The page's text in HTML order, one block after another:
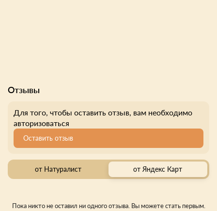
Отзывы
Для того, чтобы оставить отзыв, вам необходимо
авторизоваться
Оставить отзыв
от Натуралист от Яндекс Карт
Пока никто не оставил ни одного отзыва. Вы можете стать первым.